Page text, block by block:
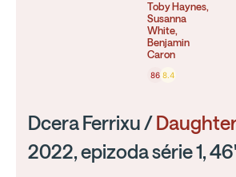
Toby Haynes,
Susanna
White,
Benjamin
Caron
86 8.4
Dcera Ferrixu /
2022, epizoda série 1,